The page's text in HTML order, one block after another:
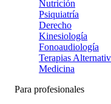
Nutrición
Psiquiatría
Derecho
Kinesiología
Fonoaudiología
Terapias
Medicina
Para profesionales